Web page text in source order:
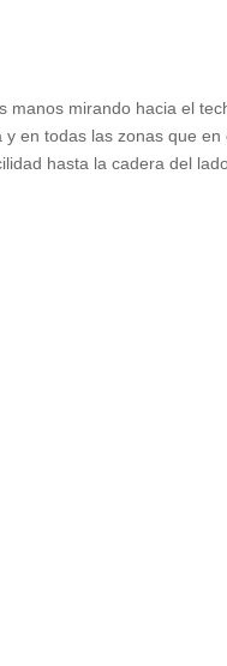
mirando hacia el
en todas las zonas que
hasta la cadera del